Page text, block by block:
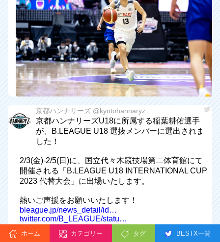
ホーム カテゴリー タグ BESTX一覧
京都ハンナリーズ @kyotohannaryz
京都ハンナリーズU18に所属する稲葉耕佑選手
が、B.LEAGUE U18 選抜メンバーに選出されま
した！
2/3(金)-2/5(日)に、国立代々木競技場第二体育館にて
開催される「B.LEAGUE U18 INTERNATIONAL CUP
2023 代替大会」に出場いたします。
熱いご声援をお願いいたします！
bleague.jp/news_detail/id…
twitter.com/B_LEAGUE/statu…